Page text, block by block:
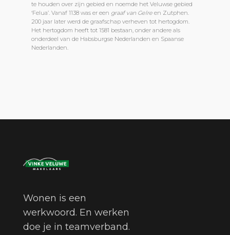
te houden over zijn gebied en noemde het Veluwse gebied
‘Felua’. Vanaf 1138 was er een graaf van Gelreen Zutphen.
200 jaar later werd de graafschap verheven tot hertogdom.
Het hertogdom heeft tot 1581 bestaan, onder andere als
onderdeel van de Habsburgse Nederlanden en Spaanse
Nederlanden.
Wonen is een
werkwoord. En werken
doe je in teamverband.